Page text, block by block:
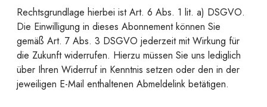
Rechtsgrundlage hierbei ist Art. 6 Abs. 1 lit. a) DSGVO.
Die Einwilligung in dieses Abonnement können Sie
gemäß Art. 7 Abs. 3 DSGVO jederzeit mit Wirkung für
die Zukunft widerrufen. Hierzu müssen Sie uns lediglich
über Ihren Widerruf in Kenntnis setzen oder den in der
jeweiligen E-Mail enthaltenen Abmeldelink betätigen.